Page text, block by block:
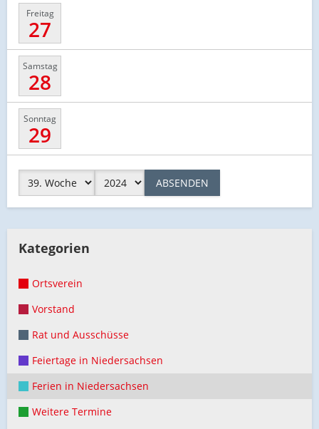
Freitag
27
Samstag
28
Sonntag
29
ABSENDEN
Kategorien
Ortsverein
Vorstand
Rat und Ausschüsse
Feiertage in Niedersachsen
Ferien in Niedersachsen
Weitere Termine